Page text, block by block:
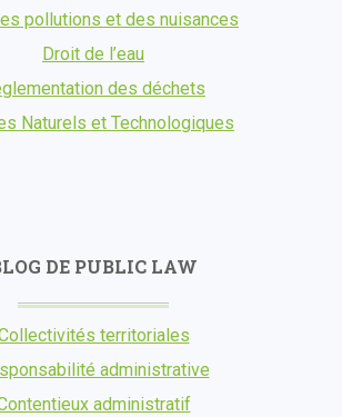
pollutions et des nuisances
Droit de l’eau
des déchets
Naturels et Technologiques
DE PUBLIC LAW
territoriales
administrative
administratif